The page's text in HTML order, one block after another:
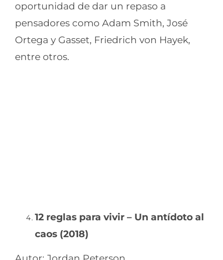
oportunidad de dar un repaso a
pensadores como Adam Smith, José
Ortega y Gasset, Friedrich von Hayek,
entre otros.
12 reglas para vivir – Un antídoto al
caos (2018)